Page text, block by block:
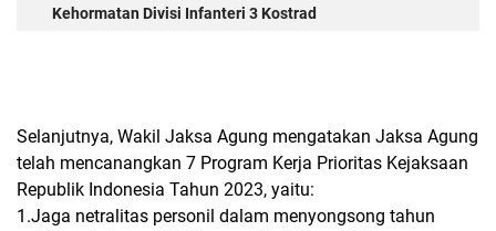
Kehormatan Divisi Infanteri 3 Kostrad
Selanjutnya, Wakil Jaksa Agung mengatakan Jaksa Agung
telah mencanangkan 7 Program Kerja Prioritas Kejaksaan
Republik Indonesia Tahun 2023, yaitu:
1.Jaga netralitas personil dalam menyongsong tahun